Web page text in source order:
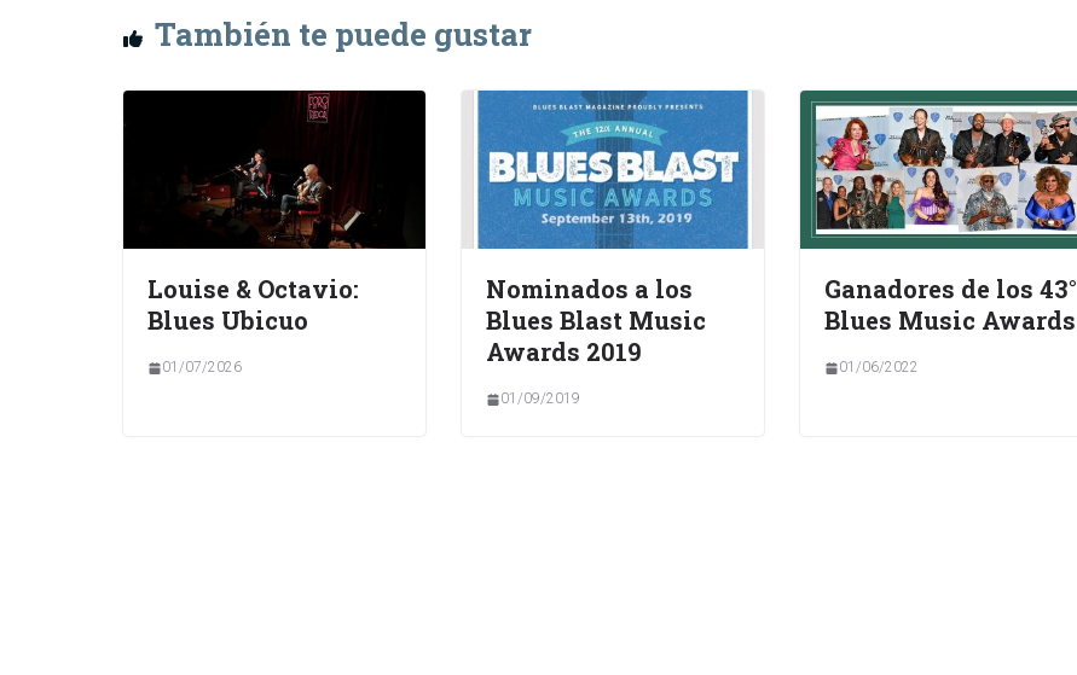
También te puede gustar
Louise & Octavio:
Blues Ubicuo
01/07/2026
Nominados a los
Blues Blast Music
Awards 2019
01/09/2019
Ganadores de los 43°
Blues Music Awards
01/06/2022